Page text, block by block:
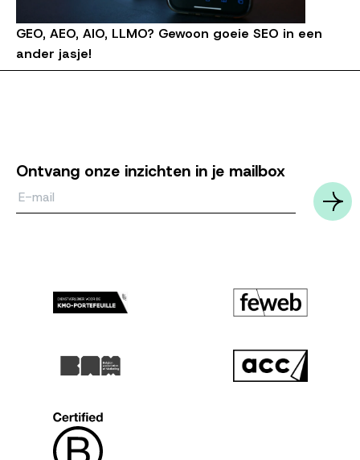
GEO, AEO, AIO, LLMO? Gewoon goeie SEO in een
ander jasje!
Ontvang onze inzichten in je mailbox